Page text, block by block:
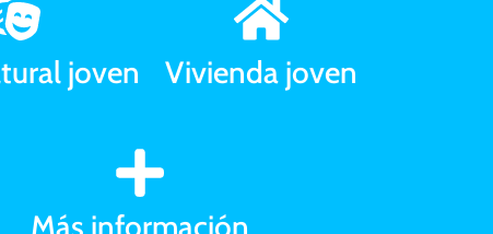
los jóvenes
joven Vivienda joven
Más información